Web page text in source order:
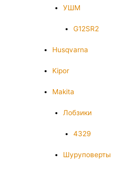
УШМ
G12SR2
Husqvarna
Kipor
Makita
Лобзики
4329
Шуруповерты